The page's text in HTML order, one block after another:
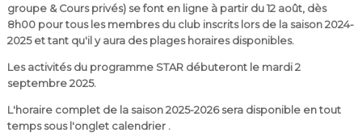
groupe & Cours privés) se font en ligne à partir du 12 août, dès
8h00 pour tous les membres du club inscrits lors de la saison 2024-
2025 et tant qu'il y aura des plages horaires disponibles.
Les activités du programme STAR débuteront le mardi 2
septembre 2025.
L'horaire complet de la saison 2025-2026 sera disponible en tout
temps sous l'onglet calendrier.